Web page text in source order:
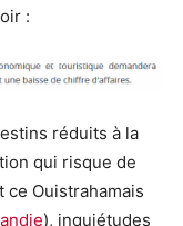
:
réduits à la
qui risque de
Ouistrahamais
), inquiétudes